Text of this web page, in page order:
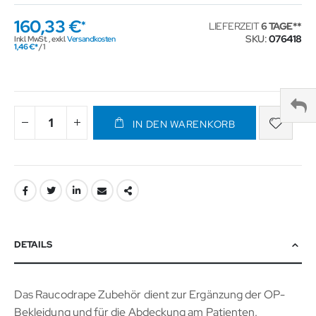
160,33 €
Inkl. MwSt.,exkl.Versandkosten
1,46 € / 1
LIEFERZEIT6 TAGE
SKU 076418
IN DEN WARENKORB
DETAILS
Das Raucodrape Zubehör dient zur Ergänzung der OP-
Bekleidung und für die Abdeckung am Patienten.